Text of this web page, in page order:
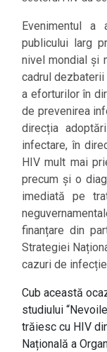
Evenimentul
publicului larg
nivel mondial și
cadrul
a eforturilor în
de prevenirea
direcția
infectare, în
HIV mult mai
precum și o
imediată pe
finanțare din
Strategiei
cazuri de
Cub această
studiului
trăiesc cu HIV
Națională a